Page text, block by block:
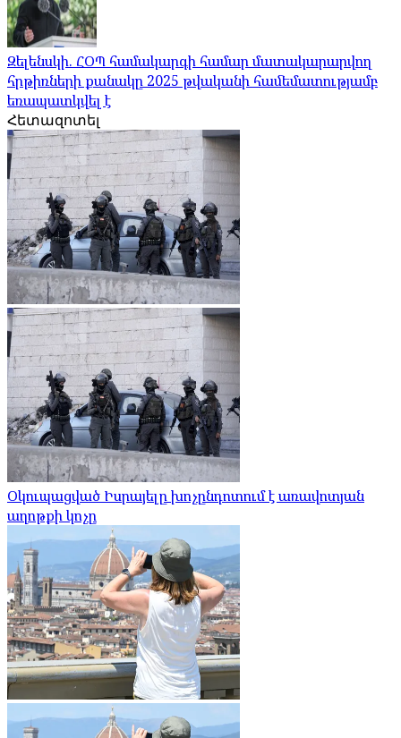
Զելենսկի. ՀՕՊ համակարգի համար մատակարարվող
հրթիռների քանակը 2025 թվականի համեմատությամբ
եռապատկվել է
Հետազոտել
Օկուպացված Իսրայելը խոչընդոտում է առավոտյան
աղոթքի կոչը